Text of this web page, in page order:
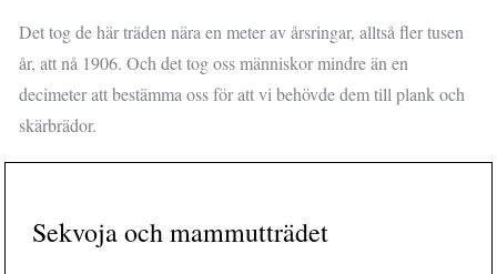
Det tog de här träden nära en meter av årsringar, alltså fler tusen
år, att nå 1906. Och det tog oss människor mindre än en
decimeter att bestämma oss för att vi behövde dem till plank och
skärbrädor.
Sekvoja och mammutträdet